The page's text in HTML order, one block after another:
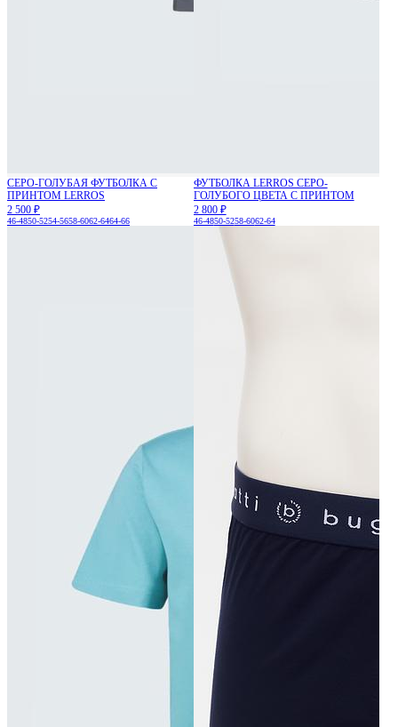
СЕРО-ГОЛУБАЯ ФУТБОЛКА С
ПРИНТОМ LERROS
2 500 ₽
46-4850-5254-5658-6062-6464-66
ФУТБОЛКА LERROS СЕРО-
ГОЛУБОГО ЦВЕТА С ПРИНТОМ
2 800 ₽
46-4850-5258-6062-64